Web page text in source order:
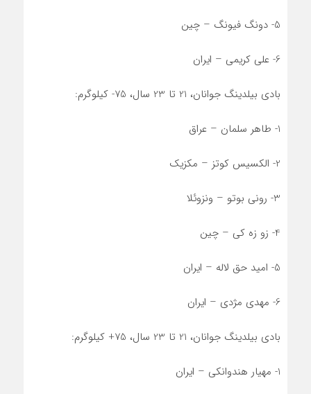
5- دونگ فیونگ – چین
6- علی کریمی – ایران
بادی بیلدینگ جوانان، 21 تا 23 سال، 75- کیلوگرم:
1- طاهر سلمان – عراق
2- الکسیس کوتز – مکزیک
3- رونی بوتو – ونزوئلا
4- زو زه کی – چین
5- امید حق لاله – ایران
6- مهدی مژدی – ایران
بادی بیلدینگ جوانان، 21 تا 23 سال، 75+ کیلوگرم:
1- مهیار هندوانکی – ایران